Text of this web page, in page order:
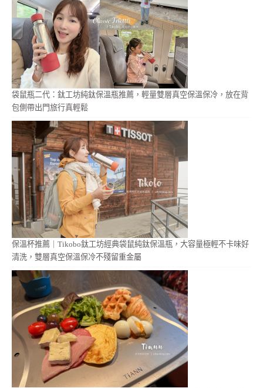
袋鼠瓶二代：鈦工坊純鈦保溫瓶推薦，輕量雙層真空保溫保冷，放在背
包側帶出門旅行真輕鬆
保溫杯推薦｜Tikobo鈦工坊經典袋鼠純鈦保溫瓶，大容量極輕不卡味好
清洗，雙層真空保溫保冷不殘留重金屬